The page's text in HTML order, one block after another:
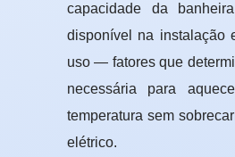
capacidade da
disponível na instalação
uso — fatores que
necessária para
temperatura sem
elétrico.